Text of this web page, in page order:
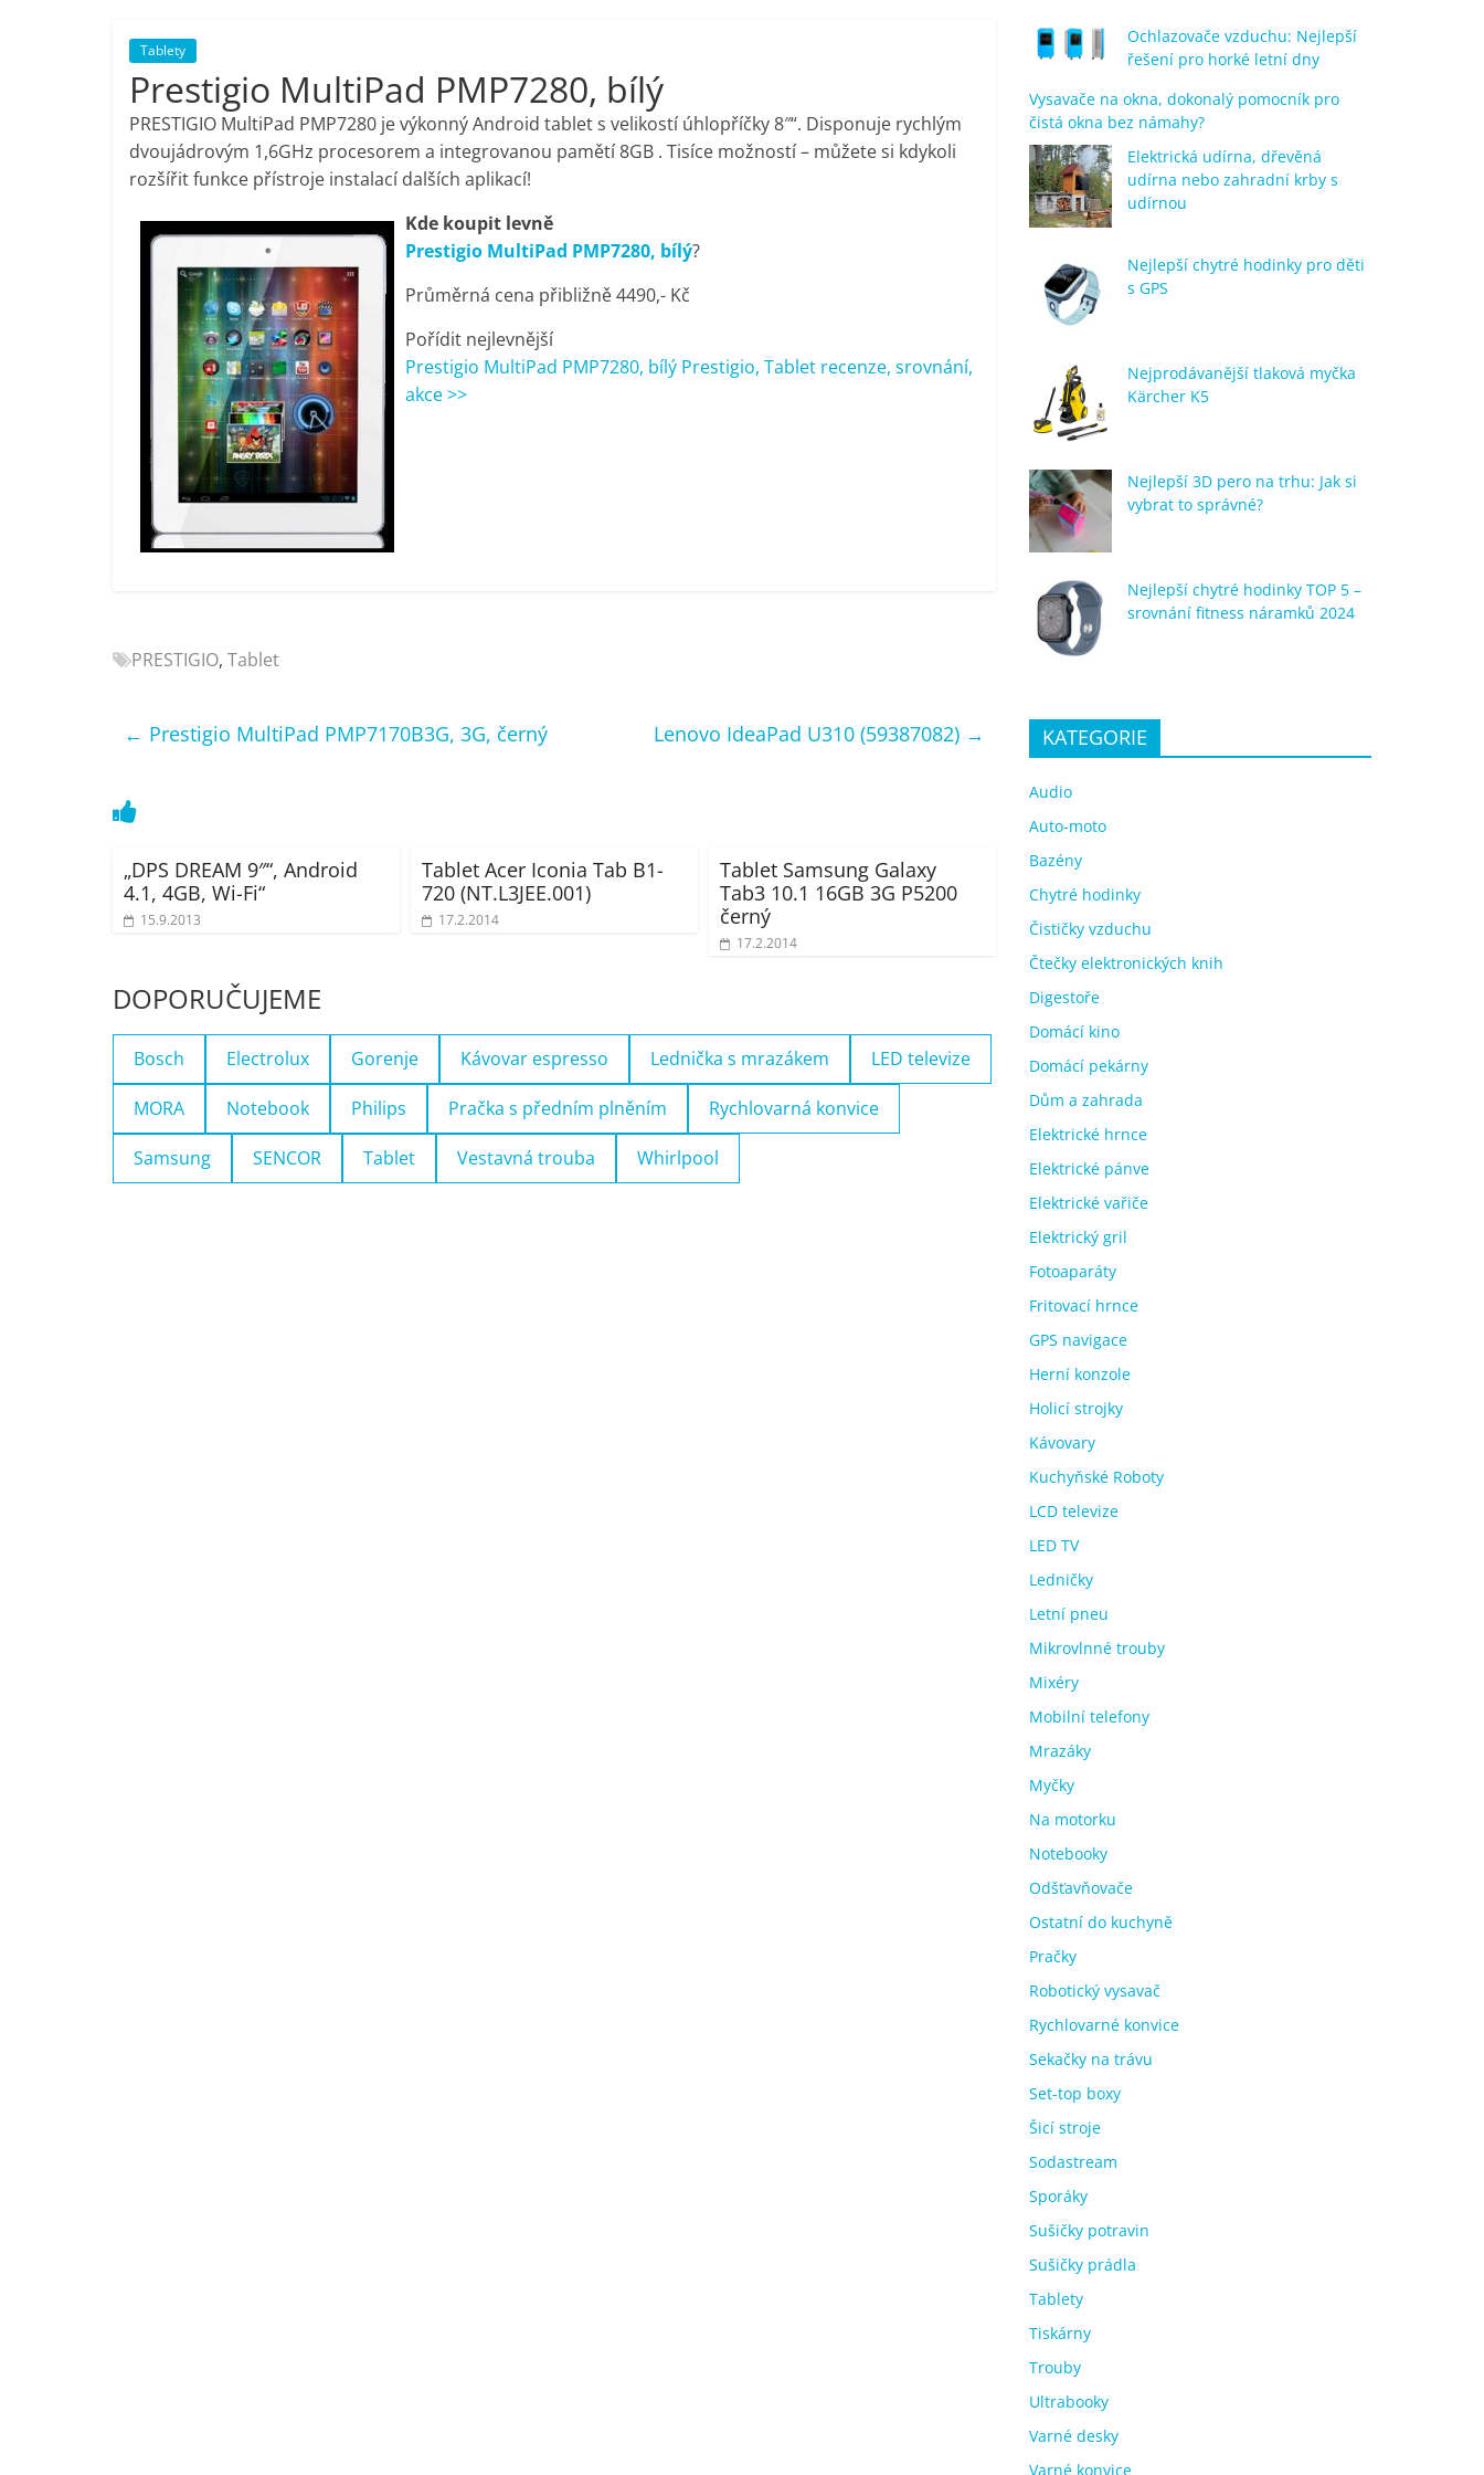
porovnání,
pračky,
televize,
notebooky,
mobilní
telefony,
kávovary,
bazény
Nejlepší
elektronika
recenze,
notebooky,
kávovary,
Tablety
Prestigio MultiPad PMP7280, bílý
PRESTIGIO MultiPad PMP7280 je výkonný Android tablet s velikostí úhlopříčky 8″“. Disponuje rychlým
dvoujádrovým 1,6GHz procesorem a integrovanou pamětí 8GB . Tisíce možností – můžete si kdykoli
rozšířit funkce přístroje instalací dalších aplikací!
Kde koupit levně
Prestigio MultiPad PMP7280, bílý?
Průměrná cena přibližně 4490,- Kč
Pořídit nejlevnější
Prestigio MultiPad PMP7280, bílý Prestigio, Tablet recenze, srovnání,
akce >>
PRESTIGIO, Tablet
← Prestigio MultiPad PMP7170B3G, 3G, černý Lenovo IdeaPad U310 (59387082) →
„DPS DREAM 9″“, Android
4.1, 4GB, Wi-Fi“
15.9.2013
Tablet Acer Iconia Tab B1-
720 (NT.L3JEE.001)
17.2.2014
Tablet Samsung Galaxy
Tab3 10.1 16GB 3G P5200
černý
17.2.2014
DOPORUČUJEME
Bosch Electrolux Gorenje Kávovar espresso Lednička s mrazákem LED televize
MORA Notebook Philips Pračka s předním plněním Rychlovarná konvice
Samsung SENCOR Tablet Vestavná trouba Whirlpool
Ochlazovače vzduchu: Nejlepší
řešení pro horké letní dny
Vysavače na okna, dokonalý pomocník pro
čistá okna bez námahy?
Elektrická udírna, dřevěná
udírna nebo zahradní krby s
udírnou
Nejlepší chytré hodinky pro děti
s GPS
Nejprodávanější tlaková myčka
Kärcher K5
Nejlepší 3D pero na trhu: Jak si
vybrat to správné?
Nejlepší chytré hodinky TOP 5 –
srovnání fitness náramků 2024
KATEGORIE
Audio
Auto-moto
Bazény
Chytré hodinky
Čističky vzduchu
Čtečky elektronických knih
Digestoře
Domácí kino
Domácí pekárny
Dům a zahrada
Elektrické hrnce
Elektrické pánve
Elektrické vařiče
Elektrický gril
Fotoaparáty
Fritovací hrnce
GPS navigace
Herní konzole
Holicí strojky
Kávovary
Kuchyňské Roboty
LCD televize
LED TV
Ledničky
Letní pneu
Mikrovlnné trouby
Mixéry
Mobilní telefony
Mrazáky
Myčky
Na motorku
Notebooky
Odšťavňovače
Ostatní do kuchyně
Pračky
Robotický vysavač
Rychlovarné konvice
Sekačky na trávu
Set-top boxy
Šicí stroje
Sodastream
Sporáky
Sušičky potravin
Sušičky prádla
Tablety
Tiskárny
Trouby
Ultrabooky
Varné desky
Varné konvice